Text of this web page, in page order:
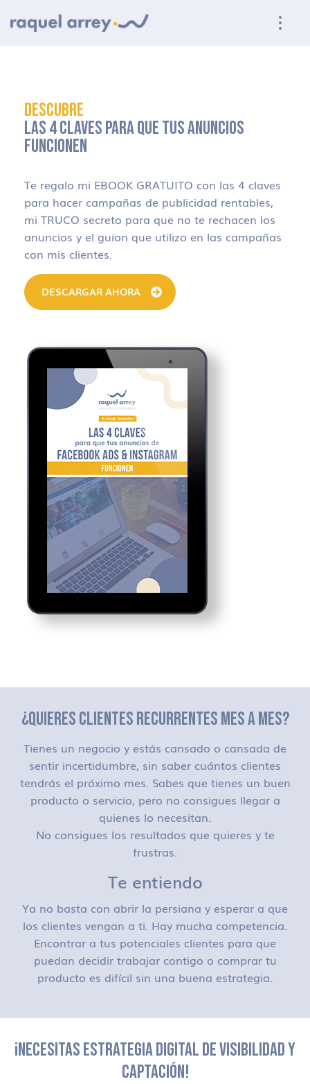
DESCUBRE
LAS 4 CLAVES PARA QUE TUS ANUNCIOS
FUNCIONEN
Te regalo mi EBOOK GRATUITO con las 4 claves
para hacer campañas de publicidad rentables,
mi TRUCO secreto para que no te rechacen los
anuncios y el guion que utilizo en las campañas
con mis clientes.
DESCARGAR AHORA
¿QUIERES CLIENTES RECURRENTES MES A MES?
Tienes un negocio y estás cansado o cansada de
sentir incertidumbre, sin saber cuántos clientes
tendrás el próximo mes. Sabes que tienes un buen
producto o servicio, pero no consigues llegar a
quienes lo necesitan.
No consigues los resultados que quieres y te
frustras.
Te entiendo
Ya no basta con abrir la persiana y esperar a que
los clientes vengan a ti. Hay mucha competencia.
Encontrar a tus potenciales clientes para que
puedan decidir trabajar contigo o comprar tu
producto es difícil sin una buena estrategia.
¡NECESITAS ESTRATEGIA DIGITAL DE VISIBILIDAD Y
CAPTACIÓN!